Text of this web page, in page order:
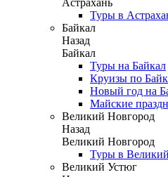
Астрахань
Туры в
Байкал
Назад
Байкал
Туры на Байкал
Круизы по
Новый год на
Майские
Великий Новгород
Назад
Великий Новгород
Туры в
Великий Устюг